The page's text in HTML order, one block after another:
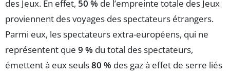
des Jeux. En effet, 50 % de l’empreinte totale des Jeux
proviennent des voyages des spectateurs étrangers.
Parmi eux, les spectateurs extra-européens, qui ne
représentent que 9 % du total des spectateurs,
émettent à eux seuls80 % des gaz à effet de serre liés